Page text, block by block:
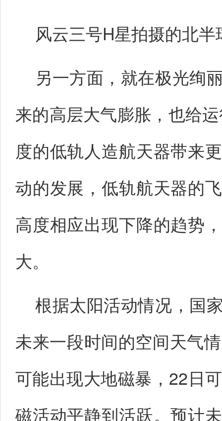
风云三号H星拍摄的北
另一方面，就在极光绚
来的高层大气膨胀，也给
度的低轨人造航天器带来
动的发展，低轨航天器的
高度相应出现下降的趋势
大。
根据太阳活动情况，国
未来一段时间的空间天气
可能出现大地磁暴，22日
磁活动平静到活跃。预计